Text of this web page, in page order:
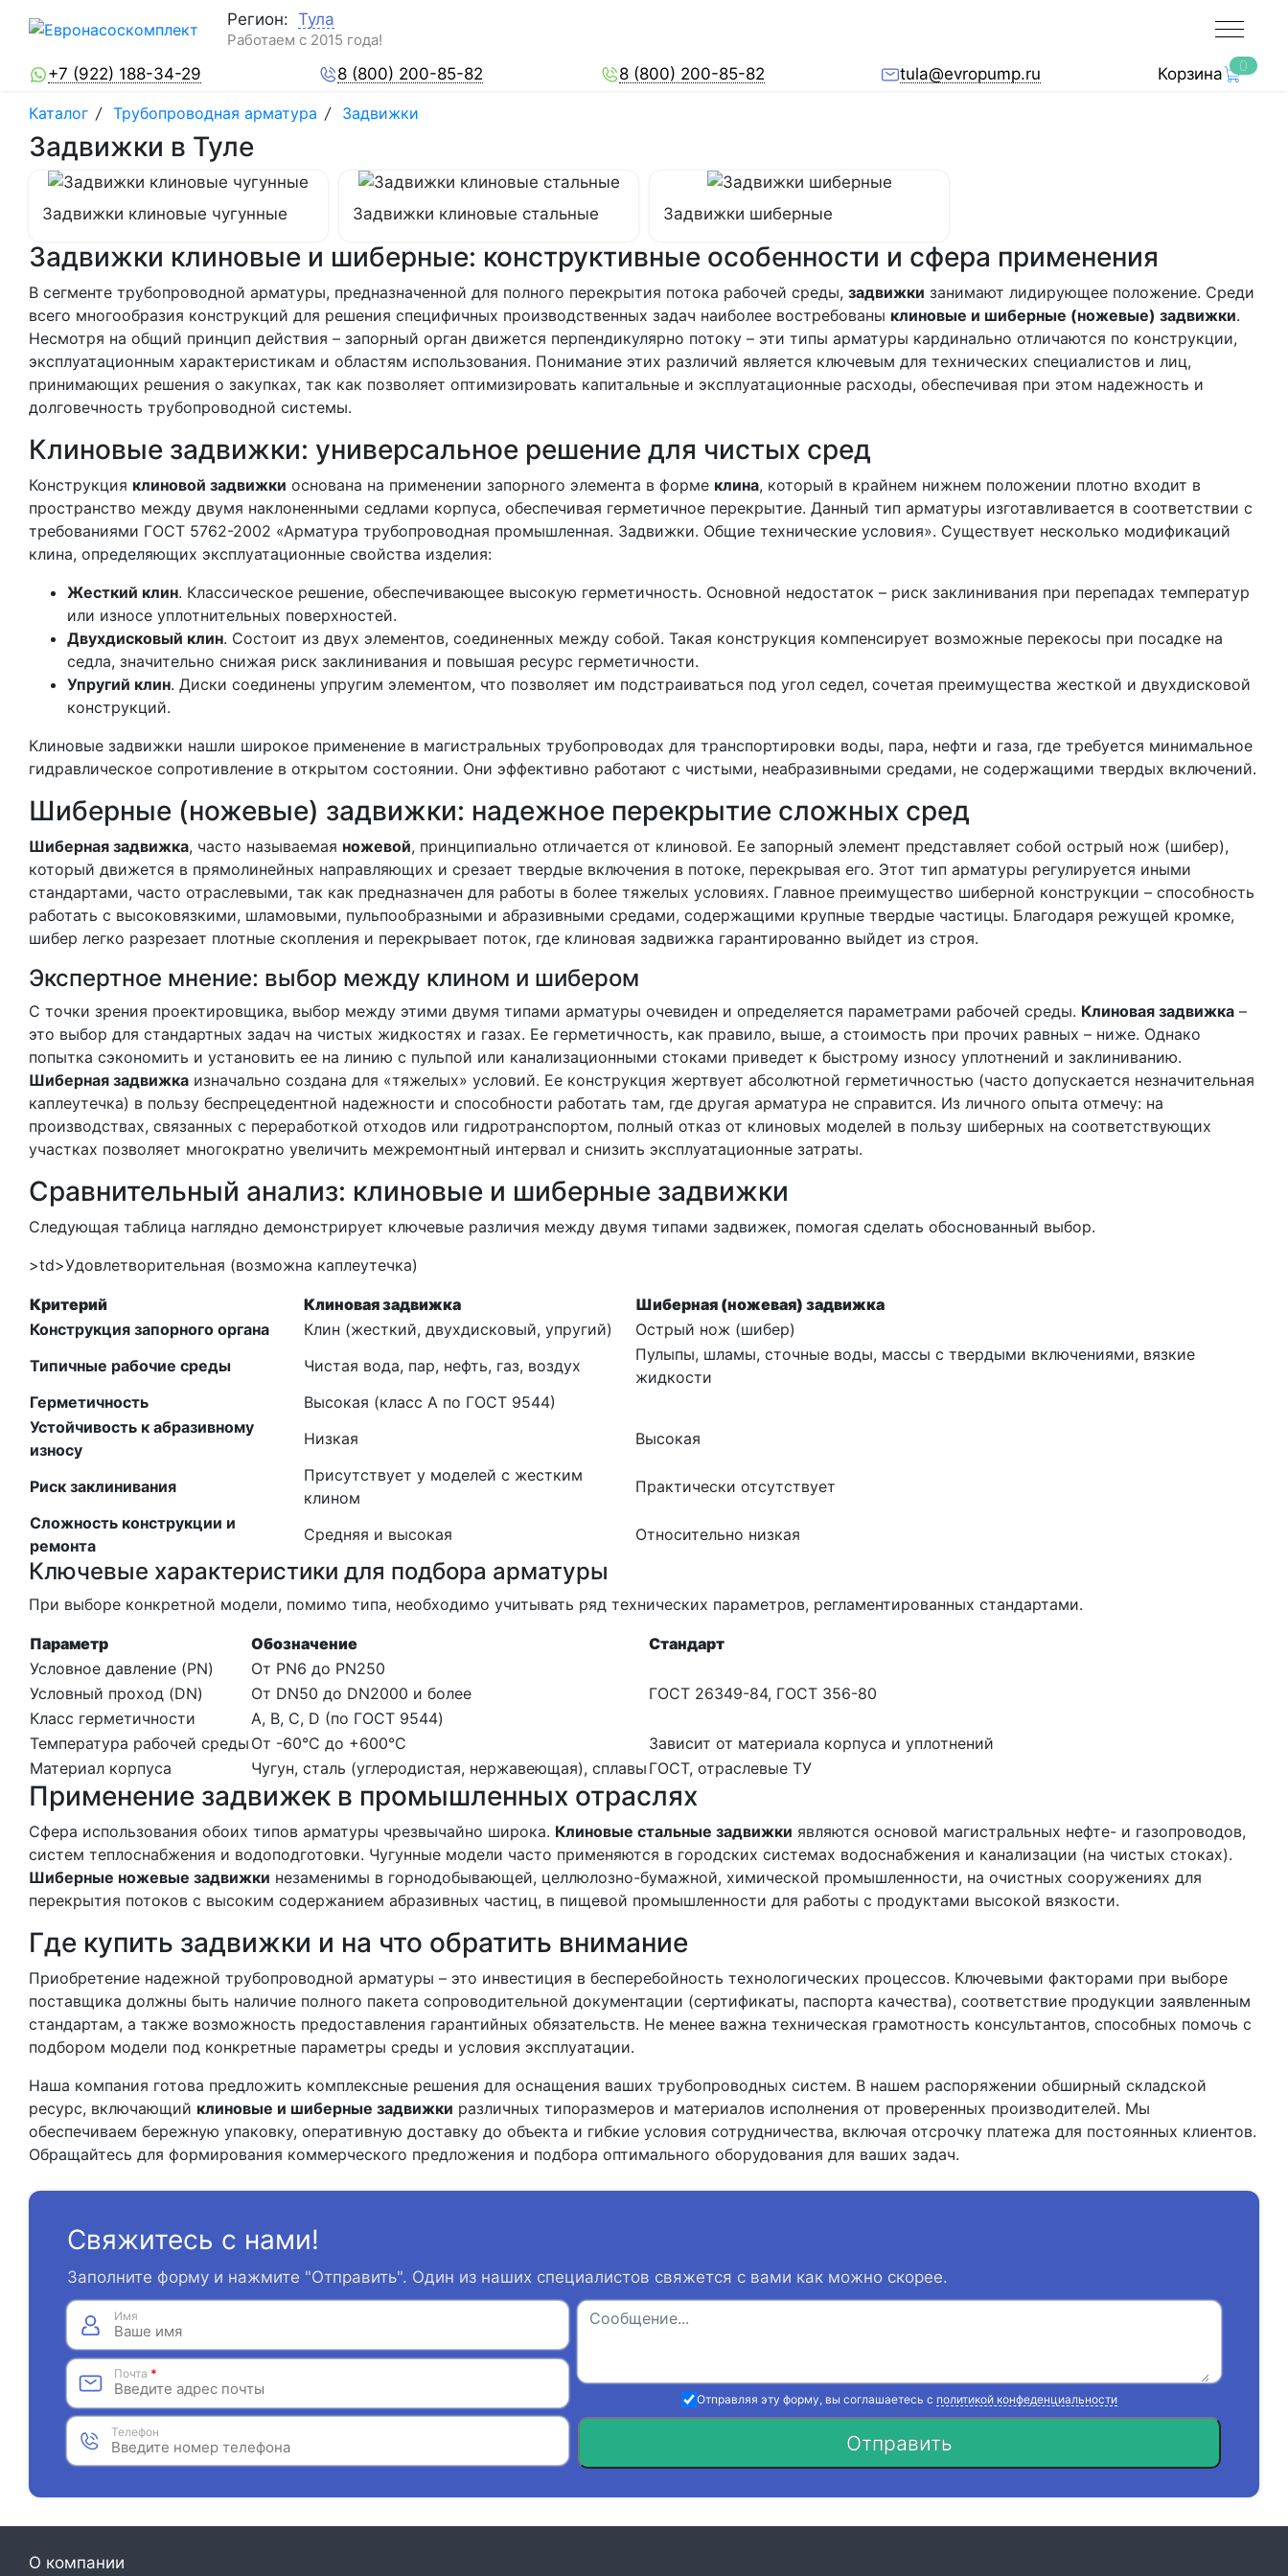
Регион: Тула
Работаем с 2015 года!
+7 (922) 188-34-29 8 (800) 200-85-82 8 (800) 200-85-82 tula@evropump.ru Корзина 0
Каталог / Трубопроводная арматура / Задвижки
Задвижки в Туле
Задвижки клиновые чугунные Задвижки клиновые стальные Задвижки шиберные
Задвижки клиновые и шиберные: конструктивные особенности и сфера применения
В сегменте трубопроводной арматуры, предназначенной для полного перекрытия потока рабочей среды, задвижки занимают лидирующее положение. Среди
всего многообразия конструкций для решения специфичных производственных задач наиболее востребованы клиновые и шиберные (ножевые) задвижки.
Несмотря на общий принцип действия – запорный орган движется перпендикулярно потоку – эти типы арматуры кардинально отличаются по конструкции,
эксплуатационным характеристикам и областям использования. Понимание этих различий является ключевым для технических специалистов и лиц,
принимающих решения о закупках, так как позволяет оптимизировать капитальные и эксплуатационные расходы, обеспечивая при этом надежность и
долговечность трубопроводной системы.
Клиновые задвижки: универсальное решение для чистых сред
Конструкция клиновой задвижки основана на применении запорного элемента в форме клина, который в крайнем нижнем положении плотно входит в
пространство между двумя наклоненными седлами корпуса, обеспечивая герметичное перекрытие. Данный тип арматуры изготавливается в соответствии с
требованиями ГОСТ 5762-2002 «Арматура трубопроводная промышленная. Задвижки. Общие технические условия». Существует несколько модификаций
клина, определяющих эксплуатационные свойства изделия:
Жесткий клин. Классическое решение, обеспечивающее высокую герметичность. Основной недостаток – риск заклинивания при перепадах температур
или износе уплотнительных поверхностей.
Двухдисковый клин. Состоит из двух элементов, соединенных между собой. Такая конструкция компенсирует возможные перекосы при посадке на
седла, значительно снижая риск заклинивания и повышая ресурс герметичности.
Упругий клин. Диски соединены упругим элементом, что позволяет им подстраиваться под угол седел, сочетая преимущества жесткой и двухдисковой
конструкций.
Клиновые задвижки нашли широкое применение в магистральных трубопроводах для транспортировки воды, пара, нефти и газа, где требуется минимальное
гидравлическое сопротивление в открытом состоянии. Они эффективно работают с чистыми, неабразивными средами, не содержащими твердых включений.
Шиберные (ножевые) задвижки: надежное перекрытие сложных сред
Шиберная задвижка, часто называемая ножевой, принципиально отличается от клиновой. Ее запорный элемент представляет собой острый нож (шибер),
который движется в прямолинейных направляющих и срезает твердые включения в потоке, перекрывая его. Этот тип арматуры регулируется иными
стандартами, часто отраслевыми, так как предназначен для работы в более тяжелых условиях. Главное преимущество шиберной конструкции – способность
работать с высоковязкими, шламовыми, пульпообразными и абразивными средами, содержащими крупные твердые частицы. Благодаря режущей кромке,
шибер легко разрезает плотные скопления и перекрывает поток, где клиновая задвижка гарантированно выйдет из строя.
Экспертное мнение: выбор между клином и шибером
С точки зрения проектировщика, выбор между этими двумя типами арматуры очевиден и определяется параметрами рабочей среды. Клиновая задвижка –
это выбор для стандартных задач на чистых жидкостях и газах. Ее герметичность, как правило, выше, а стоимость при прочих равных – ниже. Однако
попытка сэкономить и установить ее на линию с пульпой или канализационными стоками приведет к быстрому износу уплотнений и заклиниванию.
Шиберная задвижка изначально создана для «тяжелых» условий. Ее конструкция жертвует абсолютной герметичностью (часто допускается незначительная
каплеутечка) в пользу беспрецедентной надежности и способности работать там, где другая арматура не справится. Из личного опыта отмечу: на
производствах, связанных с переработкой отходов или гидротранспортом, полный отказ от клиновых моделей в пользу шиберных на соответствующих
участках позволяет многократно увеличить межремонтный интервал и снизить эксплуатационные затраты.
Сравнительный анализ: клиновые и шиберные задвижки
Следующая таблица наглядно демонстрирует ключевые различия между двумя типами задвижек, помогая сделать обоснованный выбор.
>td>Удовлетворительная (возможна каплеутечка)
Критерий Клиновая задвижка
Шиберная (ножевая) задвижка
Конструкция запорного органа
Клин (жесткий, двухдисковый, упругий)
Острый нож (шибер)
Типичные рабочие среды
Чистая вода, пар, нефть, газ, воздух
Пулыпы, шламы, сточные воды, массы с твердыми включениями, вязкие
жидкости
Герметичность
Высокая (класс А по ГОСТ 9544)
Устойчивость к абразивному
износу
Низкая Высокая
Риск заклинивания
Присутствует у моделей с жестким
клином
Практически отсутствует
Сложность конструкции и
ремонта
Средняя и высокая Относительно низкая
Ключевые характеристики для подбора арматуры
При выборе конкретной модели, помимо типа, необходимо учитывать ряд технических параметров, регламентированных стандартами.
Параметр Обозначение
Стандарт
Условное давление (PN)
От PN6 до PN250
ГОСТ 26349-84, ГОСТ 356-80
Условный проход (DN)
От DN50 до DN2000 и более
Класс герметичности
А, В, С, D (по ГОСТ 9544)
Температура рабочей среды От -60°C до +600°C
Зависит от материала корпуса и уплотнений
Материал корпуса
Чугун, сталь (углеродистая, нержавеющая), сплавы ГОСТ, отраслевые ТУ
Применение задвижек в промышленных отраслях
Сфера использования обоих типов арматуры чрезвычайно широка. Клиновые стальные задвижки являются основой магистральных нефте- и газопроводов,
систем теплоснабжения и водоподготовки. Чугунные модели часто применяются в городских системах водоснабжения и канализации (на чистых стоках).
Шиберные ножевые задвижки незаменимы в горнодобывающей, целлюлозно-бумажной, химической промышленности, на очистных сооружениях для
перекрытия потоков с высоким содержанием абразивных частиц, в пищевой промышленности для работы с продуктами высокой вязкости.
Где купить задвижки и на что обратить внимание
Приобретение надежной трубопроводной арматуры – это инвестиция в бесперебойность технологических процессов. Ключевыми факторами при выборе
поставщика должны быть наличие полного пакета сопроводительной документации (сертификаты, паспорта качества), соответствие продукции заявленным
стандартам, а также возможность предоставления гарантийных обязательств. Не менее важна техническая грамотность консультантов, способных помочь с
подбором модели под конкретные параметры среды и условия эксплуатации.
Наша компания готова предложить комплексные решения для оснащения ваших трубопроводных систем. В нашем распоряжении обширный складской
ресурс, включающий клиновые и шиберные задвижки различных типоразмеров и материалов исполнения от проверенных производителей. Мы
обеспечиваем бережную упаковку, оперативную доставку до объекта и гибкие условия сотрудничества, включая отсрочку платежа для постоянных клиентов.
Обращайтесь для формирования коммерческого предложения и подбора оптимального оборудования для ваших задач.
Свяжитесь с нами!
Заполните форму и нажмите "Отправить". Один из наших специалистов свяжется с вами как можно скорее.
Имя
Почта *
Телефон
Отправляя эту форму, вы соглашаетесь с политикой конфеденциальности
Отправить
О компании